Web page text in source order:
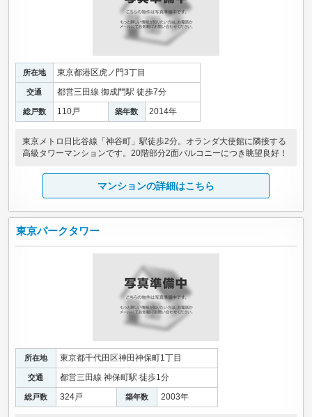
所在地 東京都港区虎ノ門3丁目
交通 都営三田線 御成門駅 徒歩7分
総戸数 110戸 築年数 2014年
東京メトロ日比谷線「神谷町」駅徒歩2分。オランダ大使館に隣接する
高級タワーマンションです。20階部分2面バルコニーにつき眺望良好！
マンションの詳細はこちら
東京パークタワー
所在地 東京都千代田区神田神保町1丁目
交通 都営三田線 神保町駅 徒歩1分
総戸数 324戸 築年数 2003年